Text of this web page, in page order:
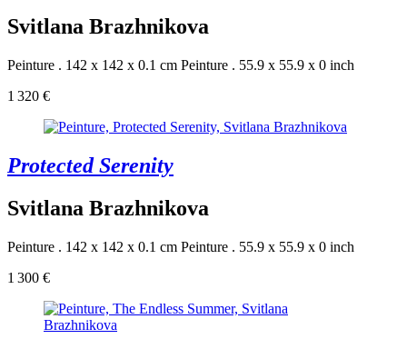
Svitlana Brazhnikova
Peinture . 142 x 142 x 0.1 cm Peinture . 55.9 x 55.9 x 0 inch
1 320 €
Protected Serenity
Svitlana Brazhnikova
Peinture . 142 x 142 x 0.1 cm Peinture . 55.9 x 55.9 x 0 inch
1 300 €